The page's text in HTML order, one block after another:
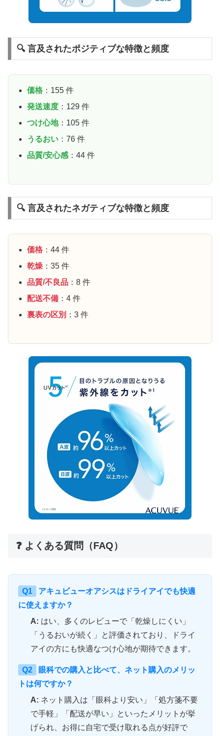
🔍 言及されたポジティブな特徴と頻度
価格 ：155 件
発送速度 ：129 件
つけ心地：105 件
うるおい ：76 件
品質/安心感 ：44 件
🔍 言及されたネガティブな特徴と頻度
価格 ：44 件
乾燥 ：35 件
品質/不良品 ：8 件
配送不備 ：4 件
裏表の区別 ：3 件
❓ よくある質問（FAQ）
Q1
アキュビューオアシスはドライアイでも快適
に使えますか？
A: はい、多くのレビューで「乾燥しにくい」
「うるおいが続く」と評価されており、ドライ
アイの方にも快適なつけ心地が期待できます。
Q2
眼科での購入と比べて、ネット購入のメリッ
トは何ですか？
A: ネット購入は「眼科より安い」「処方箋不要
で手軽」「配送が早い」といったメリットが挙
げられ、お得に自宅で受け取れる点が好評で